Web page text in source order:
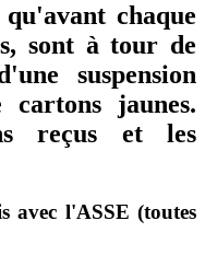
chaque
sont à tour de
suspension
cartons jaunes.
reçus et les
avec l'ASSE (toutes